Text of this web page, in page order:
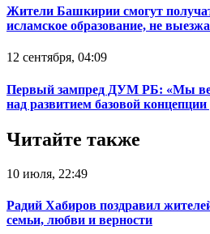
Жители Башкирии смогут
исламское образование, не
12 сентября, 04:09
Первый зампред ДУМ РБ: «Мы
над развитием базовой
Читайте также
10 июля, 22:49
Радий Хабиров поздравил
семьи, любви и верности